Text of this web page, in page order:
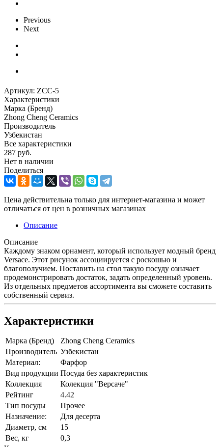
Previous
Next
Артикул: ZCC-5
Характеристики
Марка (Бренд)
Zhong Cheng Ceramics
Производитель
Узбекистан
Все характеристики
287 руб.
Нет в наличии
Поделиться
Цена действительна только для интернет-магазина и может
отличаться от цен в розничных магазинах
Описание
Описание
Каждому знаком орнамент, который использует модный бренд
Versace. Этот рисунок ассоциируется с роскошью и
благополучием. Поставить на стол такую посуду означает
продемонстрировать достаток, задать определенный уровень.
Из отдельных предметов ассортимента вы сможете составить
собственный сервиз.
Характеристики
Марка (Бренд)
Zhong Cheng Ceramics
Производитель Узбекистан
Материал:
Фарфор
Вид продукции Посуда без характеристик
Коллекция
Колекция "Версаче"
Рейтинг
4.42
Тип посуды
Прочее
Назначение:
Для десерта
Диаметр, см
15
Вес, кг
0,3